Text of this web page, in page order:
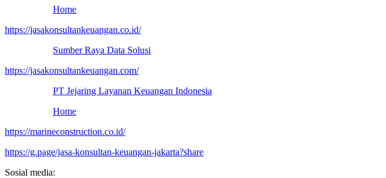
Home
https://jasakonsultankeuangan.co.id/
Sumber Raya Data Solusi
https://jasakonsultankeuangan.com/
PT Jejaring Layanan Keuangan Indonesia
Home
https://marineconstruction.co.id/
https://g.page/jasa-konsultan-keuangan-jakarta?share
Sosial media: